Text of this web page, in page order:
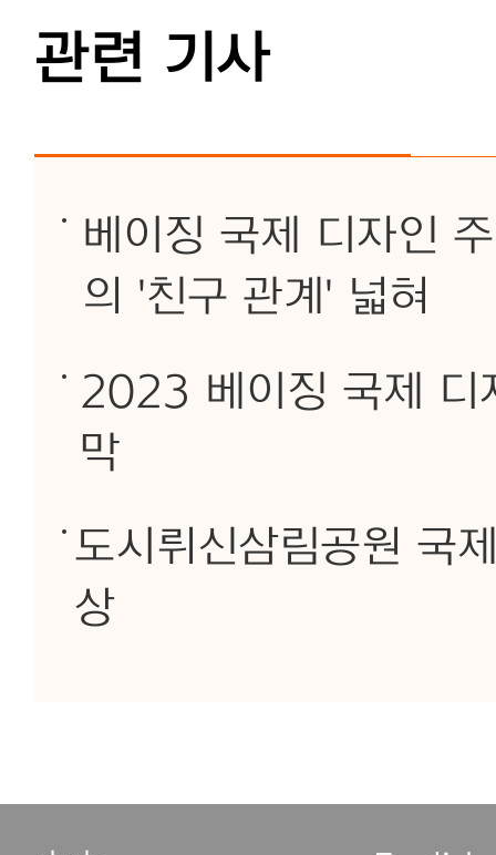
관련 기사
베이징 국제 디자인
의 '친구 관계' 넓혀
2023 베이징 국제
막
도시뤼신삼림공원 국
상